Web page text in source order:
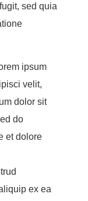
sed quia
ipsum
velit,
dolor sit
do
et dolore
ex ea